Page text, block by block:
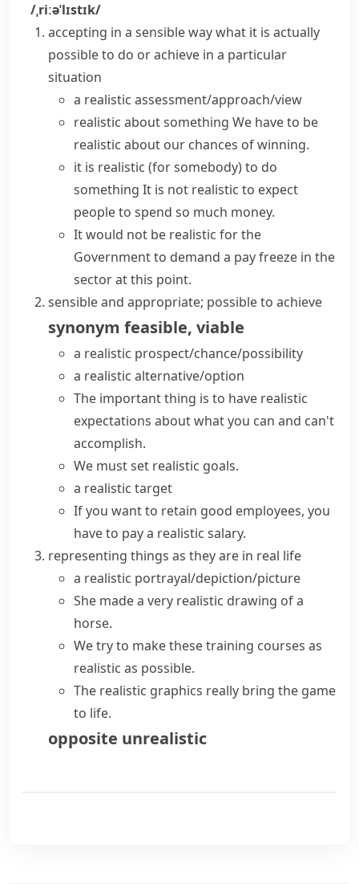
/ˌriːəˈlɪstɪk/
accepting in a sensible way what it is actually
possible to do or achieve in a particular
situation
a realistic assessment/approach/view
realistic about something We have to be
realistic about our chances of winning.
it is realistic (for somebody) to do
something It is not realistic to expect
people to spend so much money.
It would not be realistic for the
Government to demand a pay freeze in the
sector at this point.
sensible and appropriate; possible to achieve
synonym feasible, viable
a realistic prospect/chance/possibility
a realistic alternative/option
The important thing is to have realistic
expectations about what you can and can't
accomplish.
We must set realistic goals.
a realistic target
If you want to retain good employees, you
have to pay a realistic salary.
representing things as they are in real life
a realistic portrayal/depiction/picture
She made a very realistic drawing of a
horse.
We try to make these training courses as
realistic as possible.
The realistic graphics really bring the game
to life.
opposite unrealistic